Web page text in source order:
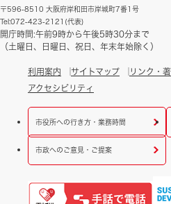
〒596-8510 大阪府岸和田市岸城町7番1号
Tel:072-423-2121(代表)
開庁時間:午前9時から午後5時30分まで
（土曜日、日曜日、祝日、年末年始除く）
利用案内 サイトマップ リンク・
アクセシビリティ
市役所への行き方・業務時間
市政へのご意見・ご提案